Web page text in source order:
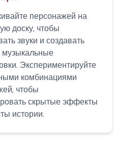
персонажей на
доску, чтобы
звуки и создавать
Экспериментируйте
комбинациями
чтобы
скрытые эффекты
истории.